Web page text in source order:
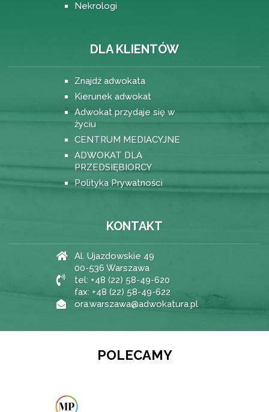
Nekrologi
DLA KLIENTÓW
Znajdź adwokata
Kierunek adwokat
Adwokat przydaje się w
życiu
CENTRUM MEDIACYJNE
ADWOKAT DLA
PRZEDSIĘBIORCY
Polityka Prywatności
KONTAKT
Al. Ujazdowskie 49
00-536 Warszawa
tel: +48 (22) 58-49-620
fax: +48 (22) 58-49-622
ora.warszawa@adwokatura.pl
POLECAMY